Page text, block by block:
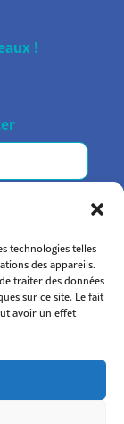
technologies telles
des appareils.
traiter des données
sur ce site. Le fait
avoir un effet
!